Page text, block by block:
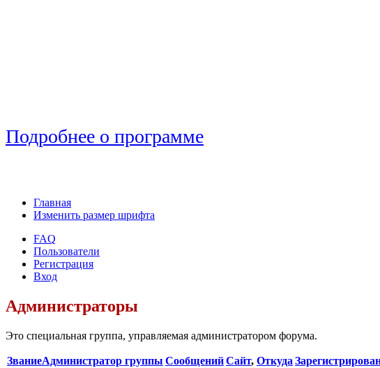
Подробнее о программе
Главная
Изменить размер шрифта
FAQ
Пользователи
Регистрация
Вход
Администраторы
Это специальная группа, управляемая администратором форума.
ЗваниеАдминистратор группы СообщенийСайт, Откуда